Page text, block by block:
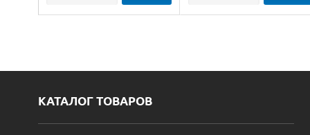
КАТАЛОГ ТОВАРОВ